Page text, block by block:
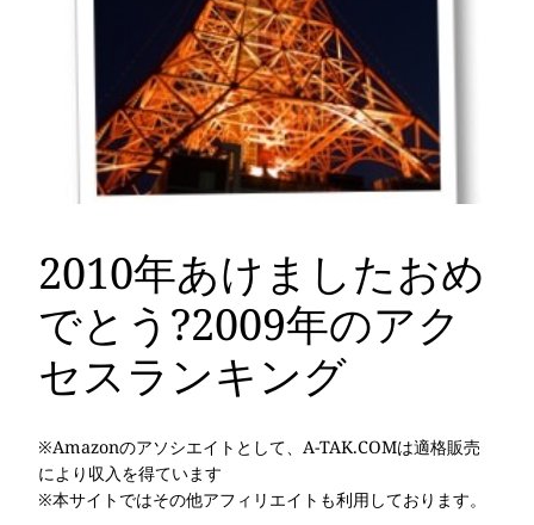
2010年あけましたおめ
でとう?2009年のアク
セスランキング
※Amazonのアソシエイトとして、A-TAK.COMは適格販売
により収入を得ています
※本サイトではその他アフィリエイトも利用しております。